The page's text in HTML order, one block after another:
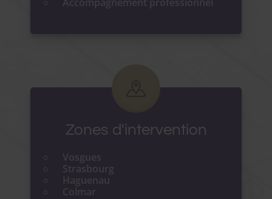
Zones d'intervention
Vosgues
Strasbourg
Haguenau
Colmar